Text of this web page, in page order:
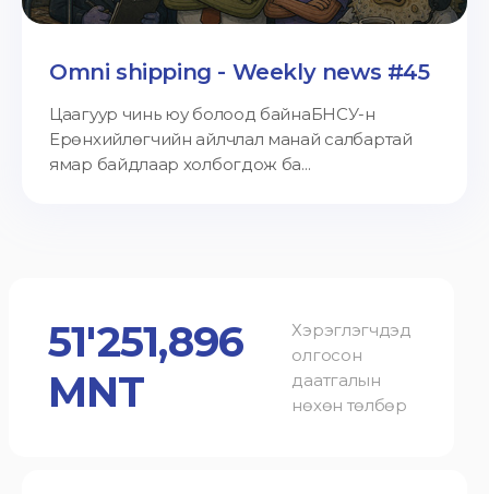
Omni shipping - Weekly news #45
Цаагуур чинь юу болоод байнаБНСУ-н
Ерөнхийлөгчийн айлчлал манай салбартай
ямар байдлаар холбогдож ба...
51'251,896
MNT
Хэрэглэгчдэд
олгосон
даатгалын
нөхөн төлбөр